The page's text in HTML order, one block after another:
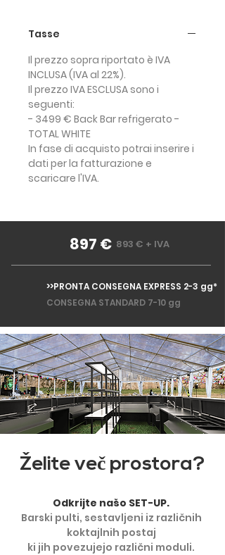
Tasse
Il prezzo sopra riportato è IVA
INCLUSA (IVA al 22%).
Il prezzo IVA ESCLUSA sono i
seguenti:
- 3499 € Back Bar refrigerato -
TOTAL WHITE
In fase di acquisto potrai inserire i
dati per la fatturazione e
scaricare l'IVA.
897 € 893 € + IVA
>>PRONTA CONSEGNA EXPRESS 2-3 gg*
CONSEGNA STANDARD 7-10 gg
Želite večprostora?
Odkrijte našo SET-UP.
Barski pulti, sestavljeni iz različnih
koktajlnih postaj
ki jih povezujejo različni moduli.